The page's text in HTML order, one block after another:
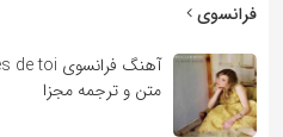
فرانسوی
متن و ترجمه مجزا